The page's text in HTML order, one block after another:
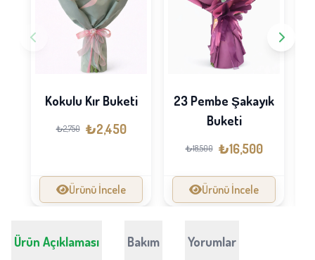
Kokulu Kır Buketi
₺2,750 ₺2,450
Ürünü İncele
23 Pembe Şakayık
Buketi
₺18,500 ₺16,500
Ürünü İncele
Ürün Açıklaması Bakım Yorumlar